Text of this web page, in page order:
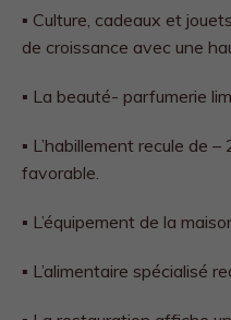
▪ Culture, cadeaux et
de croissance avec une
▪ La beauté- parfumerie
▪ L’habillement recule de
favorable.
▪ L’équipement de la
▪ L’alimentaire spécialisé